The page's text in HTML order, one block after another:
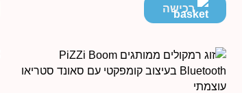
עד
רכישה